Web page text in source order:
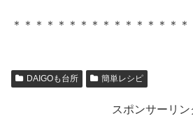
＊＊＊＊＊＊＊＊＊＊＊＊＊＊＊＊
DAIGOも台所 簡単レシピ
スポンサーリン